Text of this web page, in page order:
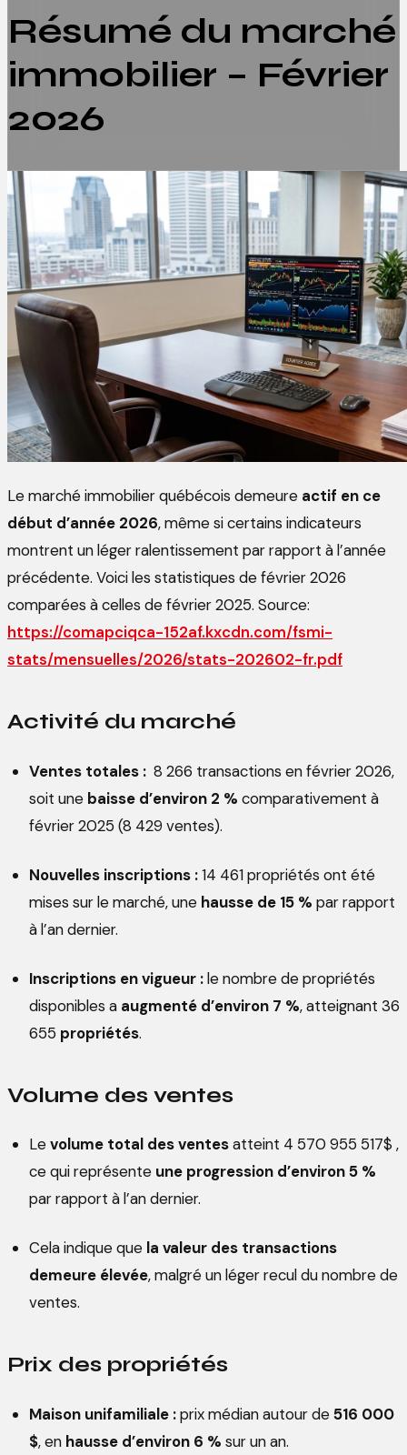
Résumé du marché
immobilier – Février
2026
Le marché immobilier québécois demeure actif en ce
début d’année 2026, même si certains indicateurs
montrent un léger ralentissement par rapport à l’année
précédente. Voici les statistiques de février 2026
comparées à celles de février 2025. Source:
https://comapciqca-152af.kxcdn.com/fsmi-
stats/mensuelles/2026/stats-202602-fr.pdf
Activité du marché
Ventes totales : 8 266 transactions en février 2026,
soit une baisse d’environ 2 % comparativement à
février 2025 (8 429 ventes).
Nouvelles inscriptions :14 461 propriétés ont été
mises sur le marché, une hausse de 15 % par rapport
à l’an dernier.
Inscriptions en vigueur :le nombre de propriétés
disponibles a augmenté d’environ 7 %, atteignant 36
655 propriétés.
Volume des ventes
Levolume total des ventesatteint 4 570 955 517$ ,
ce qui représente une progression d’environ 5 %
par rapport à l’an dernier.
Cela indique que la valeur des transactions
demeure élevée, malgré un léger recul du nombre de
ventes.
Prix des propriétés
Maison unifamiliale :prix médian autour de516 000
$, en hausse d’environ 6 % sur un an.